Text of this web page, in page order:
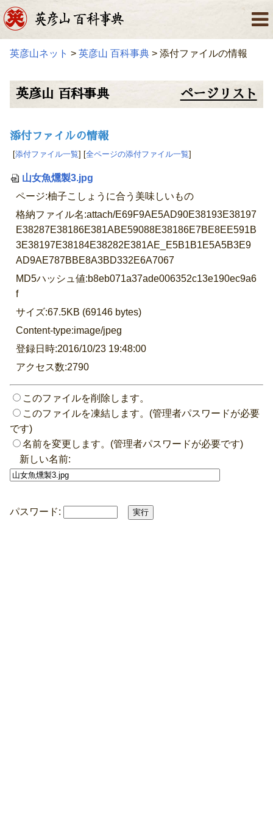
英彦山ネット > 英彦山 百科事典 > 添付ファイルの情報
英彦山 百科事典 ページリスト
添付ファイルの情報
[添付ファイル一覧] [全ページの添付ファイル一覧]
山女魚燻製3.jpg
ページ:柚子こしょうに合う美味しいもの
格納ファイル名:attach/E69F9AE5AD90E38193E38197
E38287E38186E381ABE59088E38186E7BE8EE591B
3E38197E38184E38282E381AE_E5B1B1E5A5B3E9
AD9AE787BBE8A3BD332E6A7067
MD5ハッシュ値:b8eb071a37ade006352c13e190ec9a6
f
サイズ:67.5KB (69146 bytes)
Content-type:image/jpeg
登録日時:2016/10/23 19:48:00
アクセス数:2790
このファイルを削除します。
このファイルを凍結します。(管理者パスワードが必要
です)
名前を変更します。(管理者パスワードが必要です)
新しい名前:
パスワード: